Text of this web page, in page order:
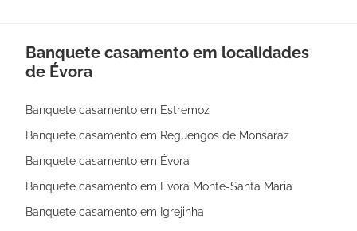
Banquete casamento em localidades
de Évora
Banquete casamento em Estremoz
Banquete casamento em Reguengos de Monsaraz
Banquete casamento em Évora
Banquete casamento em Evora Monte-Santa Maria
Banquete casamento em Igrejinha